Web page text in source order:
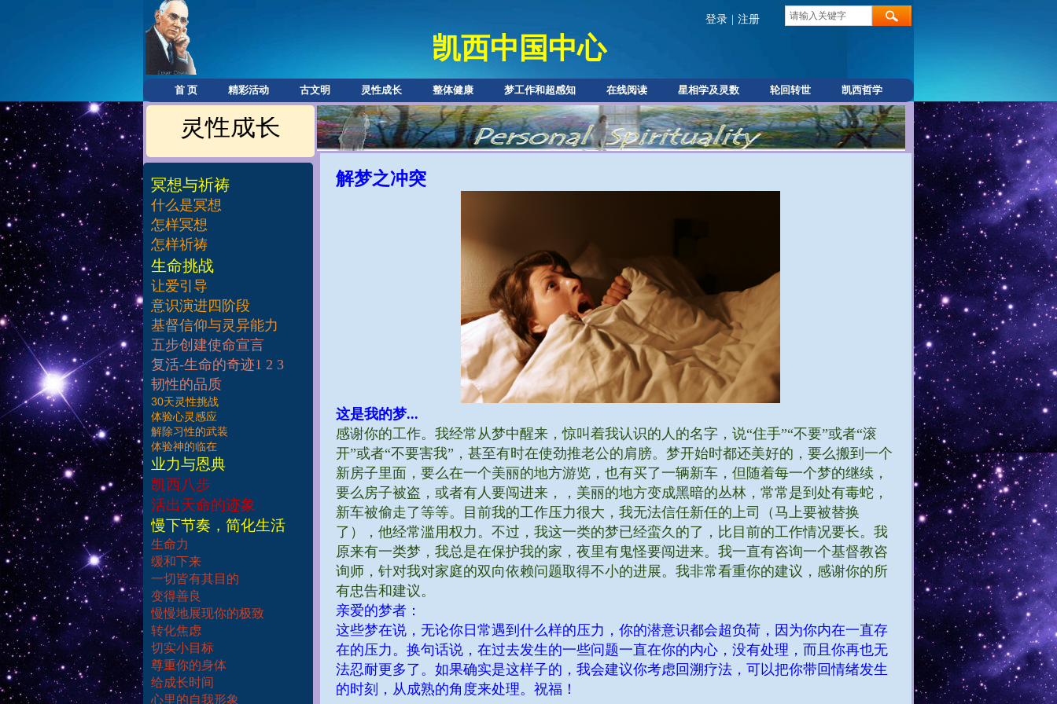
凯西中国中心
登录 注册
首 页 精彩活动 古文明 灵性成长 整体健康 梦工作和超感知 在线阅读 星相学及灵数 轮回转世 凯西哲学
灵性成长
解梦之冲突
这是我的梦...
感谢你的工作。我经常从梦中醒来，惊叫着我认识的人的名字，说“住手”“不要”或者“滚
开”或者“不要害我”，甚至有时在使劲推老公的肩膀。梦开始时都还美好的，要么搬到一个
新房子里面，要么在一个美丽的地方游览，也有买了一辆新车，但随着每一个梦的继续，
要么房子被盗，或者有人要闯进来，，美丽的地方变成黑暗的丛林，常常是到处有毒蛇，
新车被偷走了等等。目前我的工作压力很大，我无法信任新任的上司（马上要被替换
了），他经常滥用权力。不过，我这一类的梦已经蛮久的了，比目前的工作情况要长。我
原来有一类梦，我总是在保护我的家，夜里有鬼怪要闯进来。我一直有咨询一个基督教咨
询师，针对我对家庭的双向依赖问题取得不小的进展。我非常看重你的建议，感谢你的所
有忠告和建议。
亲爱的梦者：
这些梦在说，无论你日常遇到什么样的压力，你的潜意识都会超负荷，因为你内在一直存
在的压力。换句话说，在过去发生的一些问题一直在你的内心，没有处理，而且你再也无
法忍耐更多了。如果确实是这样子的，我会建议你考虑回溯疗法，可以把你带回情绪发生
的时刻，从成熟的角度来处理。祝福！
冥想与祈祷
什么是冥想
怎样冥想
怎样祈祷
​生命挑战
让爱引导
意识演进四阶段
基督信仰与灵异能力
五步创建使命宣言
复活-生命的奇迹1 2 3
韧性的品质
30天灵性挑战
体验心灵感应
解除习性的武装
体验神的临在
业力与恩典
凯西八步
活出天命的迹象
慢下节奏，简化生活
生命力
缓和下来
一切皆有其目的
变得善良
慢慢地展现你的极致
转化焦虑
切实小目标
尊重你的身体
给成长时间
心里的自我形象